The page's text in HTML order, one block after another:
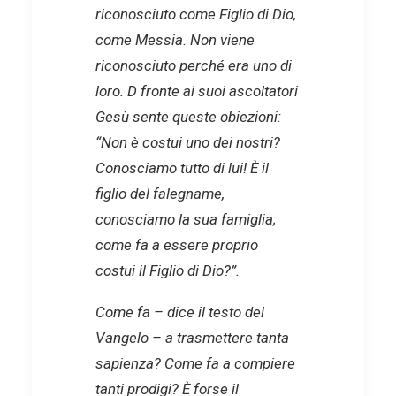
riconosciuto come Figlio di Dio,
come Messia. Non viene
riconosciuto perché era uno di
loro. D fronte ai suoi ascoltatori
Gesù sente queste obiezioni:
“Non è costui uno dei nostri?
Conosciamo tutto di lui! È il
figlio del falegname,
conosciamo la sua famiglia;
come fa a essere proprio
costui il Figlio di Dio?”.
Come fa – dice il testo del
Vangelo – a trasmettere tanta
sapienza? Come fa a compiere
tanti prodigi? È forse il